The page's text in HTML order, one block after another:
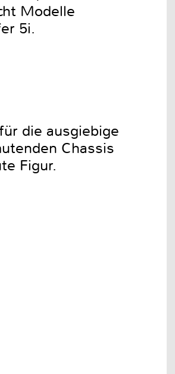
Modelle
5i.
die ausgiebige
Chassis
Figur.